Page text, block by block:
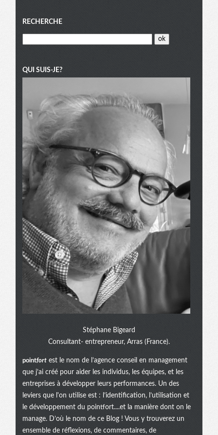
Menu
RECHERCHE
QUI SUIS-JE?
Stéphane Bigeard
Consultant- entrepreneur, Arras (France).
pointfort est le nom de l’agence conseil en management
que j’ai créé pour aider les individus, les équipes, et les
entreprises à développer leurs performances. Un des
leviers que l'on utilise est : l’identification, l’utilisation et
le développement du pointfort....et la manière dont on le
manage. D’où le nom de ce Blog ! Vous y trouverez un
ensemble de réflexions, de commentaires, de